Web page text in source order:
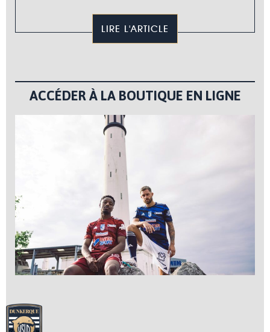
LIRE L'ARTICLE
ACCÉDER À LA BOUTIQUE EN LIGNE